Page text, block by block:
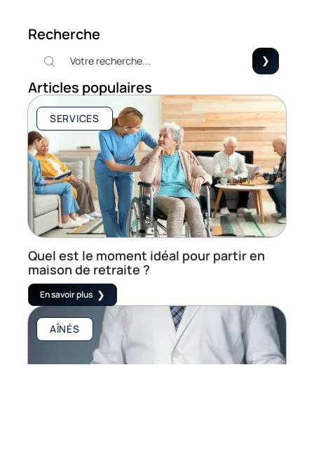
Recherche
Articles populaires
SERVICES
Quel est le moment idéal pour partir en
maison de retraite ?
En savoir plus
AÎNÉS